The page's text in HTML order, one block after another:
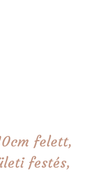
felett,
festés,